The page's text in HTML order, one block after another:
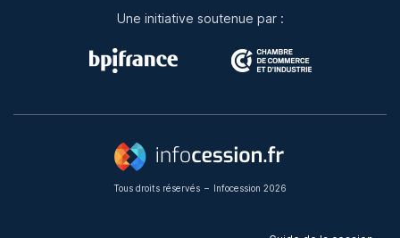
Une initiative soutenue par :
Tous droits réservés – Infocession 2026